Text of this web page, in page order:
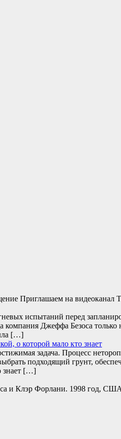
Приглашаем на
испытаний перед
Джеффа Безоса только
[…]
о которой мало кто знает
задача. Процесс
подходящий грунт,
знает […]
и Клэр Форлани. 1998 год,